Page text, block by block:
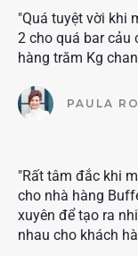
"Quá tuyệt vời khi
2 cho quá bar cảu
hàng trăm Kg
PAULA
"Rất tâm đắc khi
cho nhà hàng
xuyên để tạo ra
nhau cho khách